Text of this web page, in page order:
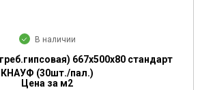
В наличии
667х500х80 стандарт
КНАУФ (30шт./пал.)
Цена за м2